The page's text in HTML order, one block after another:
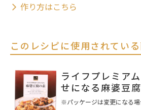
作り方はこちら
このレシピに使用されてい
ライフプレミア
せになる麻婆豆
※パッケージは変更になる場